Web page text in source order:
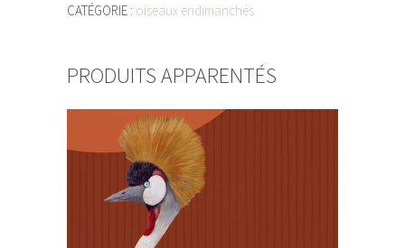
CATÉGORIE : oiseaux endimanchés
PRODUITS APPARENTÉS